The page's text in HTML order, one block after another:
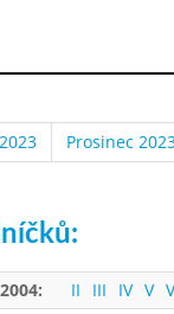
Prosinec
2004: II III IV V